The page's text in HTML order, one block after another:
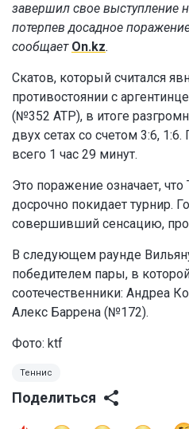
завершил свое выступление
потерпев досадное
сообщает On.kz.
Скатов, который считался
противостоянии с
(№352 ATP), в итоге
двух сетах со счетом 3:6,
всего 1 час 29 минут.
Это поражение означает,
досрочно покидает турнир.
совершивший сенсацию,
В следующем раунде
победителем пары, в
соотечественники: Андреа
Алекс Баррена (№172).
Фото: ktf
Теннис
Поделиться